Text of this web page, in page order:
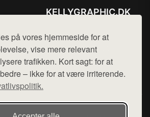
på vores hjemmeside for at
vise mere relevant
trafikken. Kort sagt: for at
– ikke for at være irriterende.
KELLYGRAPHIC.DK
Mail: hej@want.dk
Cookie- og privatlivspolitik
af want.dk, der udgiver en række